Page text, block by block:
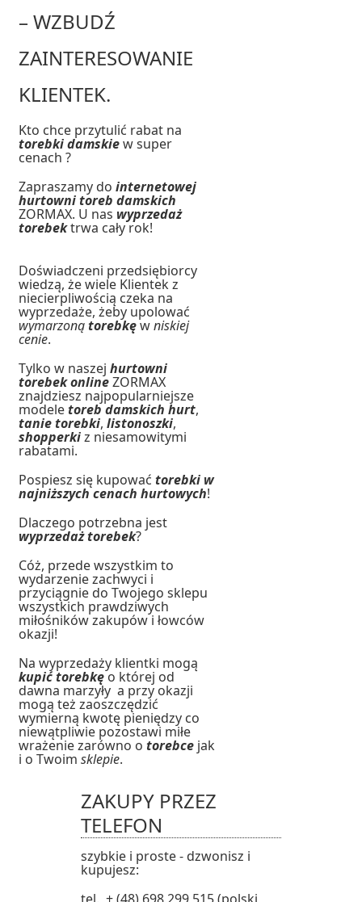
– WZBUDŹ
ZAINTERESOWANIE
KLIENTEK.
Kto chce przytulić rabat na
torebki damskiew super
cenach ?
Zapraszamy dointernetowej
hurtowni toreb damskich
ZORMAX. U nas wyprzedaż
torebektrwa cały rok!
Doświadczeni przedsiębiorcy
wiedzą, że wiele Klientek z
niecierpliwością czeka na
wyprzedaże, żeby upolować
wymarzonątorebkęwniskiej
cenie.
Tylko w naszejhurtowni
torebek onlineZORMAX
znajdziesz najpopularniejsze
modeletoreb damskich hurt,
tanie torebki,listonoszki,
shopperkiz niesamowitymi
rabatami.
Pospiesz się kupowaćtorebki w
najniższych cenach hurtowych!
Dlaczego potrzebna jest
wyprzedaż torebek?
Cóż, przede wszystkim to
wydarzenie zachwyci i
przyciągnie do Twojego sklepu
wszystkich prawdziwych
miłośników zakupów i łowców
okazji!
Na wyprzedaży klientki mogą
kupić torebkęo której od
dawna marzyły a przy okazji
mogą też zaoszczędzić
wymierną kwotę pieniędzy co
niewątpliwie pozostawi miłe
wrażenie zarówno otorebce jak
i o Twoimsklepie.
ZAKUPY PRZEZ
TELEFON
szybkie i proste - dzwonisz i
kupujesz: